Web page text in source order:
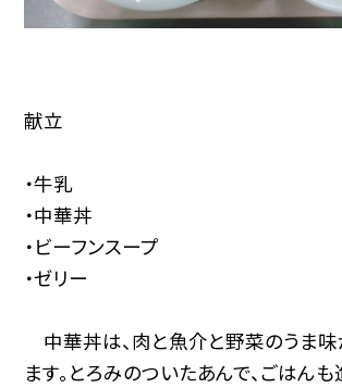
献立
・牛乳
・中華丼
・ビーフンスープ
・ゼリー
中華丼は、肉と魚介と野菜のうま味
ます。とろみのついたあんで、ごはんも